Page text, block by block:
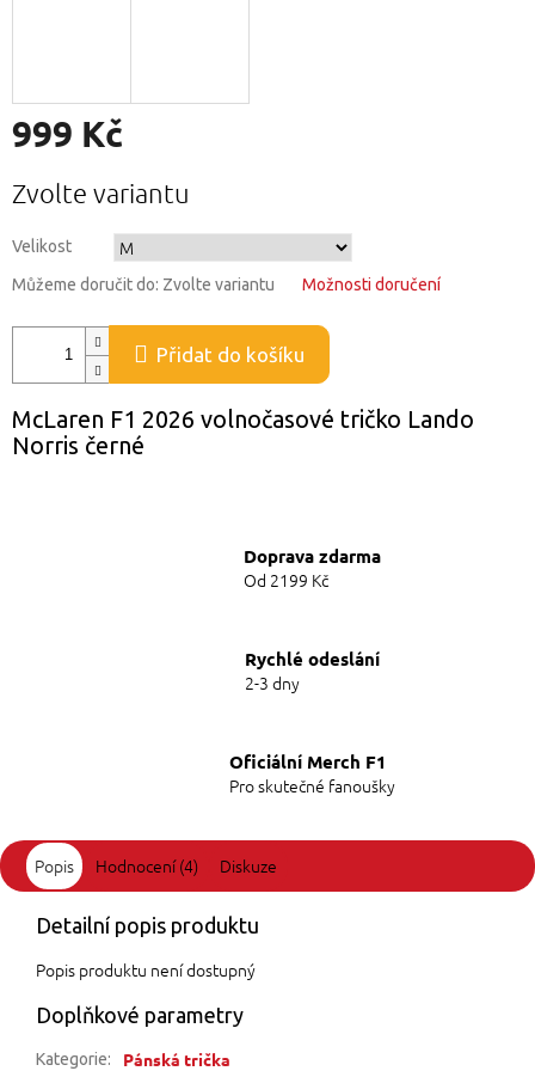
999 Kč
cena:
Zvolte variantu
Velikost
Můžeme doručit do: Zvolte variantu Možnosti doručení
Přidat do košíku
McLaren F1 2026 volnočasové tričko Lando
Norris černé
Doprava zdarma
Od 2199 Kč
Rychlé odeslání
2-3 dny
Oficiální Merch F1
Pro skutečné fanoušky
Popis Hodnocení (4) Diskuze
Detailní popis produktu
Popis produktu není dostupný
Doplňkové parametry
Kategorie: Pánská trička